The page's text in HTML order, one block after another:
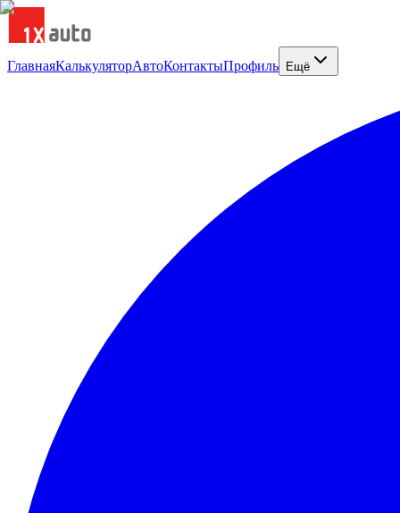
ГлавнаяКалькуляторАвтоКонтактыПрофиль Ещё